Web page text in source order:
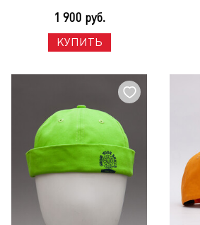
1 900 руб.
КУПИТЬ